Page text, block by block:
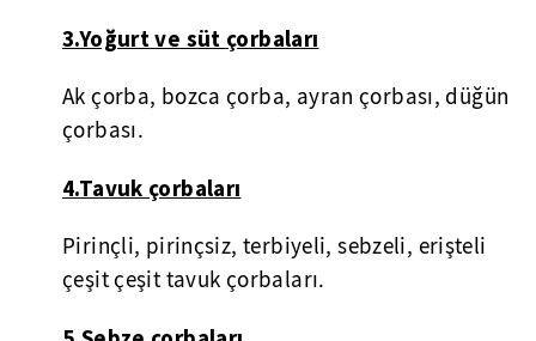
3.Yoğurt ve süt çorbaları
Ak çorba, bozca çorba, ayran çorbası, düğün
çorbası.
4.Tavuk çorbaları
Pirinçli, pirinçsiz, terbiyeli, sebzeli, erişteli
çeşit çeşit tavuk çorbaları.